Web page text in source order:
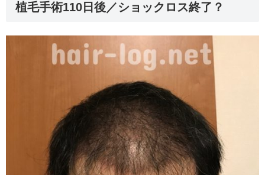
植毛手術110日後／ショックロス終了？